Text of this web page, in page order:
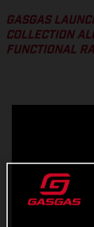
GASGAS
COLLECTION
FUNCTIONAL